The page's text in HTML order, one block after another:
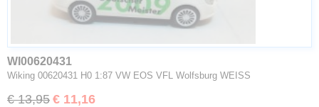
WI00620431
Wiking 00620431 H0 1:87 VW EOS VFL Wolfsburg WEISS
€ 13,95 € 11,16